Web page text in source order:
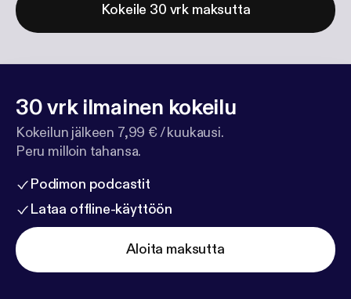
Kokeile 30 vrk maksutta
30 vrk ilmainen kokeilu
Kokeilun jälkeen 7,99 € / kuukausi.
Peru milloin tahansa.
Podimon podcastit
Lataa offline-käyttöön
Aloita maksutta